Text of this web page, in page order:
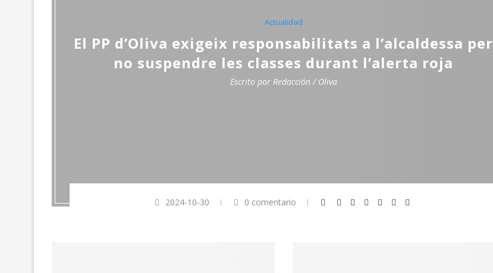
Actualidad
El PP d’Oliva exigeix responsabilitats a l’alcaldessa per
no suspendre les classes durant l’alerta roja
Escrito por Redacción / Oliva
2024-10-30 0 comentario